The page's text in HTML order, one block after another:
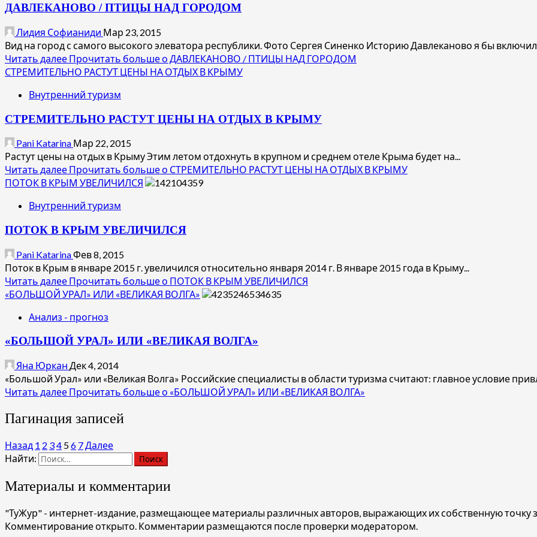
ДАВЛЕКАНОВО / ПТИЦЫ НАД ГОРОДОМ
Лидия Софианиди Мар 23, 2015
Вид на город с самого высокого элеватора республики. Фото Сергея Синенко Историю Давлеканово я бы включил
Читать далее Прочитать больше о ДАВЛЕКАНОВО / ПТИЦЫ НАД ГОРОДОМ
СТРЕМИТЕЛЬНО РАСТУТ ЦЕНЫ НА ОТДЫХ В КРЫМУ
Внутренний туризм
СТРЕМИТЕЛЬНО РАСТУТ ЦЕНЫ НА ОТДЫХ В КРЫМУ
Pani Katarina Мар 22, 2015
Растут цены на отдых в Крыму Этим летом отдохнуть в крупном и среднем отеле Крыма будет на...
Читать далее Прочитать больше о СТРЕМИТЕЛЬНО РАСТУТ ЦЕНЫ НА ОТДЫХ В КРЫМУ
ПОТОК В КРЫМ УВЕЛИЧИЛСЯ
Внутренний туризм
ПОТОК В КРЫМ УВЕЛИЧИЛСЯ
Pani KatarinaФев 8, 2015
Поток в Крым в январе 2015 г. увеличился относительно января 2014 г. В январе 2015 года в Крыму...
Читать далее Прочитать больше о ПОТОК В КРЫМ УВЕЛИЧИЛСЯ
«БОЛЬШОЙ УРАЛ» ИЛИ «ВЕЛИКАЯ ВОЛГА»
Анализ - прогноз
«БОЛЬШОЙ УРАЛ» ИЛИ «ВЕЛИКАЯ ВОЛГА»
Яна Юркан Дек 4, 2014
«Большой Урал» или «Великая Волга» Российские специалисты в области туризма считают: главное условие
Читать далее Прочитать больше о «БОЛЬШОЙ УРАЛ» ИЛИ «ВЕЛИКАЯ ВОЛГА»
Пагинация записей
Назад 1 2 34 56 7Далее
Найти:
Материалы и комментарии
"ТуЖур" - интернет-издание, размещающее материалы различных авторов, выражающих их собственную точку
Комментирование открыто. Комментарии размещаются после проверки модератором.